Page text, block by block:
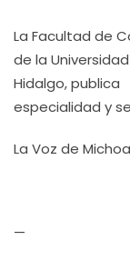
La Facultad de
de la
Hidalgo,
especialidad y
La Voz de
—